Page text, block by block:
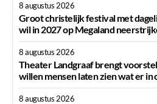
8 augustus 2026
Groot christelijk festival met
wil in 2027 op Megaland
8 augustus 2026
Theater Landgraaf brengt
willen mensen laten zien wat er in
8 augustus 2026